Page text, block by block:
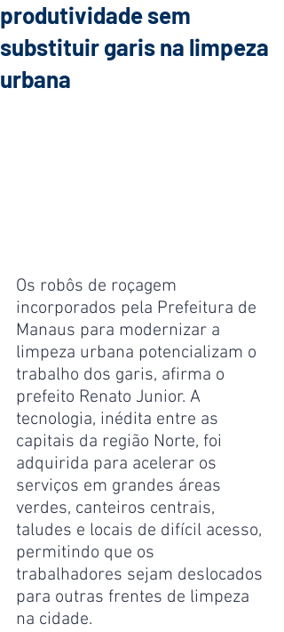
produtividade sem
substituir garis na limpeza
urbana
Os robôs de roçagem
incorporados pela Prefeitura de
Manaus para modernizar a
limpeza urbana potencializam o
trabalho dos garis, afirma o
prefeito Renato Junior. A
tecnologia, inédita entre as
capitais da região Norte, foi
adquirida para acelerar os
serviços em grandes áreas
verdes, canteiros centrais,
taludes e locais de difícil acesso,
permitindo que os
trabalhadores sejam deslocados
para outras frentes de limpeza
na cidade.